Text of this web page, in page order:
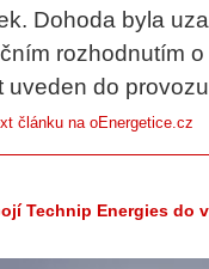
Dohoda byla
rozhodnutím
uveden do
článku na oEnergetice.cz
Technip Energies do